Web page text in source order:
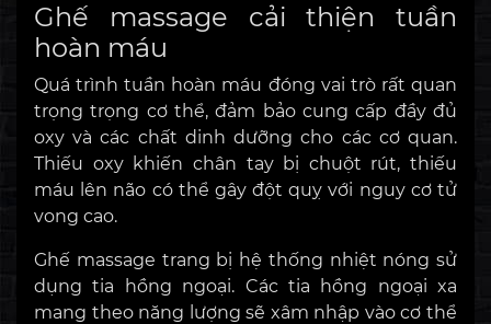
Ghế massage cải thiện tuần
hoàn máu
Quá trình tuần hoàn máu đóng vai trò rất quan
trọng trọng cơ thể, đảm bảo cung cấp đầy đủ
oxy và các chất dinh dưỡng cho các cơ quan.
Thiếu oxy khiến chân tay bị chuột rút, thiếu
máu lên não có thể gây đột quỵ với nguy cơ tử
vong cao.
Ghế massage trang bị hệ thống nhiệt nóng sử
dụng tia hồng ngoại. Các tia hồng ngoại xa
mang theo năng lượng sẽ xâm nhập vào cơ thể